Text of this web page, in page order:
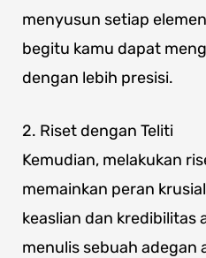
menyusun setiap
begitu kamu dapat
dengan lebih presisi.
2. Riset dengan Teliti
Kemudian, melakukan
memainkan peran
keaslian dan kredibilitas
menulis sebuah adegan